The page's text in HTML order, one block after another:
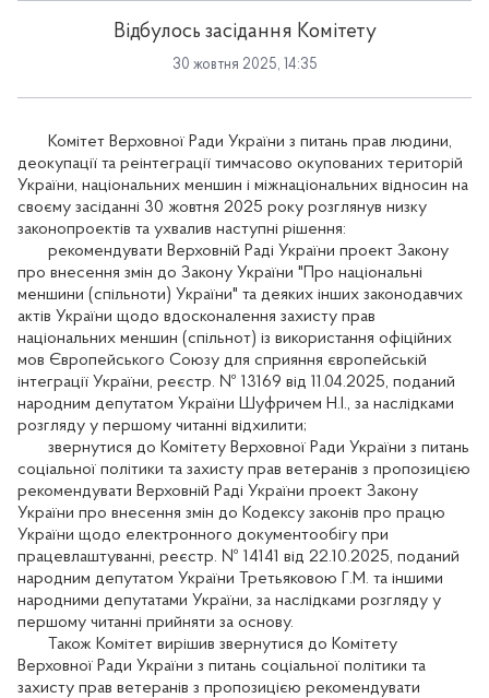
Відбулось засідання Комітету
30 жовтня 2025, 14:35
Комітет Верховної Ради України з питань прав людини,
деокупації та реінтеграції тимчасово окупованих територій
України, національних меншин і міжнаціональних відносин на
своєму засіданні 30 жовтня 2025 року розглянув низку
законопроектів та ухвалив наступні рішення:
рекомендувати Верховній Раді України проект Закону
про внесення змін до Закону України "Про національні
меншини (спільноти) України" та деяких інших законодавчих
актів України щодо вдосконалення захисту прав
національних меншин (спільнот) із використання офіційних
мов Європейського Союзу для сприяння європейській
інтеграції України, реєстр. № 13169 від 11.04.2025, поданий
народним депутатом України Шуфричем Н.І., за наслідками
розгляду у першому читанні відхилити;
звернутися до Комітету Верховної Ради України з питань
соціальної політики та захисту прав ветеранів з пропозицією
рекомендувати Верховній Раді України проект Закону
України про внесення змін до Кодексу законів про працю
України щодо електронного документообігу при
працевлаштуванні, реєстр. № 14141 від 22.10.2025, поданий
народним депутатом України Третьяковою Г.М. та іншими
народними депутатами України, за наслідками розгляду у
першому читанні прийняти за основу.
Також Комітет вирішив звернутися до Комітету
Верховної Ради України з питань соціальної політики та
захисту прав ветеранів з пропозицією рекомендувати